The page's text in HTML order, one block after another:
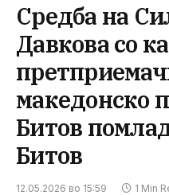
Средба на
Давкова со
македонско
Битов
Битов
12.05.2026 во 15:59 1 Min